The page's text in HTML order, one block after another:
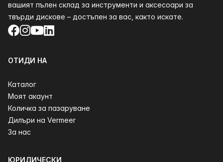
вашият пълен склад за инструменти и аксесоари за
твърди дискове – достъпен за вас, както искате.
Facebook
Instagram
YouTube
LinkedIn
ОТИДИ НА
Каталог
Моят акаунт
Количка за пазаруване
Дилъри на Vermeer
За нас
ЮРИДИЧЕСКИ